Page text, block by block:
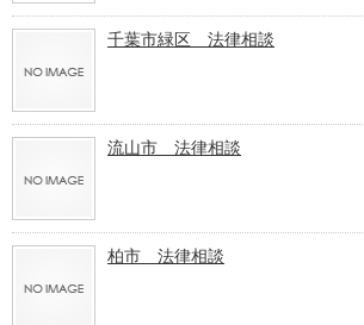
千葉市緑区 法律相談
流山市 法律相談
柏市 法律相談